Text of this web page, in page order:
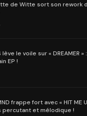
de Witte sort son rework
lève le voile sur « DREAMER
EP !
frappe fort avec « HIT ME
percutant et mélodique !